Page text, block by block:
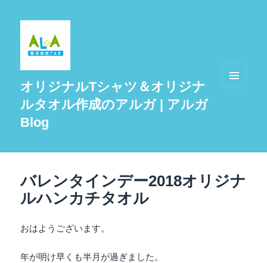
オリジナルTシャツ＆オリジナ
ルタオル作成のアルガ | アルガ
Blog
バレンタインデー2018オリジナ
ルハンカチタオル
おはようございます。
年が明け早くも半月が過ぎました。